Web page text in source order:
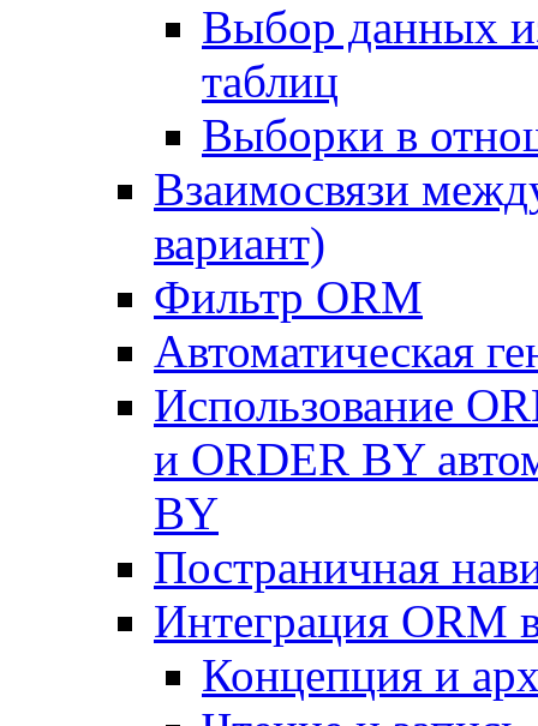
Выбор данных
таблиц
Выборки в
Взаимосвязи
вариант)
Фильтр ORM
Автоматическая
Использование
и ORDER BY
BY
Постраничная
Интеграция ORM
Концепция и